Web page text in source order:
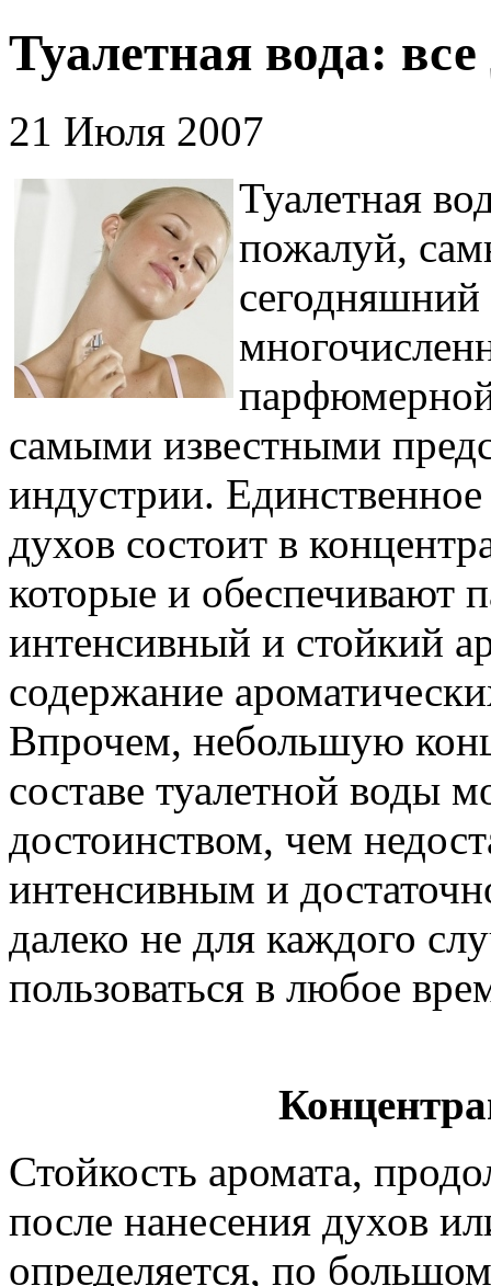
Туалетная вода:
21 Июля 2007
Туалетная
пожалуй,
сегодняшний
самыми известными
индустрии.
духов состоит в
которые и обеспечивают
интенсивный и стойкий
содержание
Впрочем, небольшую
составе туалетной воды
достоинством, чем
интенсивным и
далеко не для каждого
пользоваться в любое
Стойкость аромата,
после нанесения духов
определяется, по